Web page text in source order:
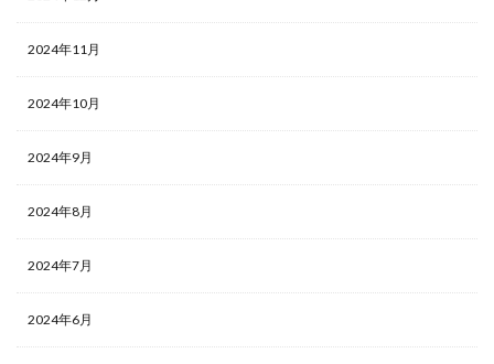
2024年11月
2024年10月
2024年9月
2024年8月
2024年7月
2024年6月